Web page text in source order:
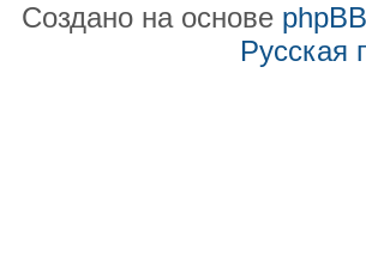
Создано на основе phpBB
Русская